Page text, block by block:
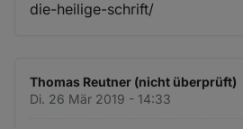
die-heilige-schrift/
Thomas Reutner (nicht überprüft)
Di. 26 Mär 2019 - 14:33